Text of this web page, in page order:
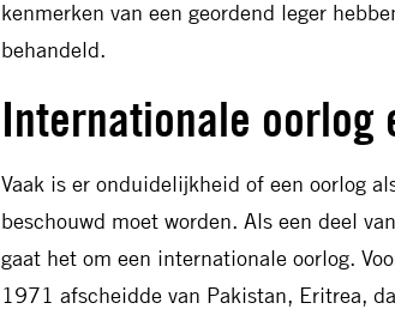
kenmerken van een geordend leger
behandeld.
Internationale oorlog
Vaak is er onduidelijkheid of een oorlog
beschouwd moet worden. Als een deel
gaat het om een internationale oorlog.
1971 afscheidde van Pakistan, Eritrea,